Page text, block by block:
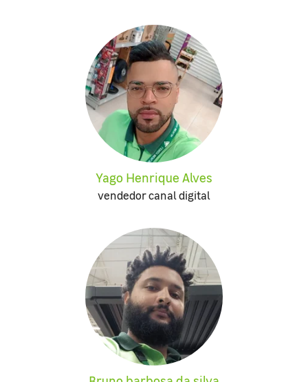
Yago Henrique Alves
vendedor canal digital